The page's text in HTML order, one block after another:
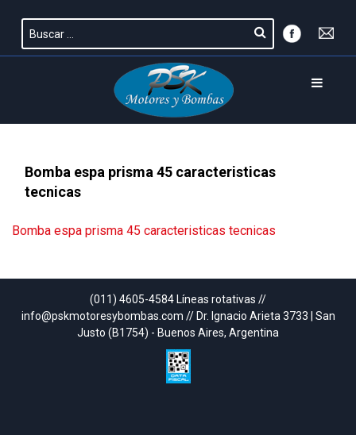
Bomba espa prisma 45 caracteristicas
tecnicas
Bomba espa prisma 45 caracteristicas tecnicas
(011) 4605-4584 Líneas rotativas //
info@pskmotoresybombas.com // Dr. Ignacio Arieta 3733 | San
Justo (B1754) - Buenos Aires, Argentina